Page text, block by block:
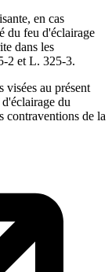
en cas
du feu d'éclairage
dans les
2 et L. 325-3.
au présent
du
contraventions de la